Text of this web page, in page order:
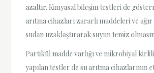
azaltır. Kimyasal bileşim testleri de
arıtma cihazları zararlı maddeleri ve
sudan uzaklaştırarak suyun temiz
Partikül madde varlığı ve mikrobiyal
yapılan testler de su arıtma cihazlarının